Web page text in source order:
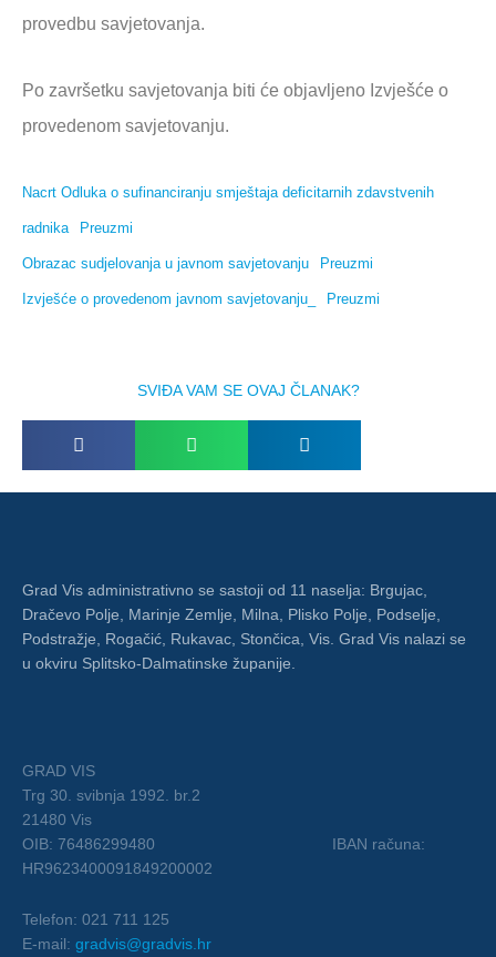
provedbu savjetovanja.
Po završetku savjetovanja biti će objavljeno Izvješće o
provedenom savjetovanju.
Nacrt Odluka o sufinanciranju smještaja deficitarnih zdavstvenih
radnika Preuzmi
Obrazac sudjelovanja u javnom savjetovanju Preuzmi
Izvješće o provedenom javnom savjetovanju_ Preuzmi
SVIĐA VAM SE OVAJ ČLANAK?
Grad Vis administrativno se sastoji od 11 naselja: Brgujac,
Dračevo Polje, Marinje Zemlje, Milna, Plisko Polje, Podselje,
Podstražje, Rogačić, Rukavac, Stončica, Vis. Grad Vis nalazi se
u okviru Splitsko-Dalmatinske županije.
GRAD VIS
Trg 30. svibnja 1992. br.2
21480 Vis
OIB: 76486299480 IBAN računa:
HR9623400091849200002
Telefon: 021 711 125
E-mail: gradvis@gradvis.hr